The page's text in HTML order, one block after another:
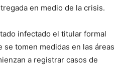
en medio de la crisis.
infectado el titular formal
se tomen medidas en las áreas
a registrar casos de